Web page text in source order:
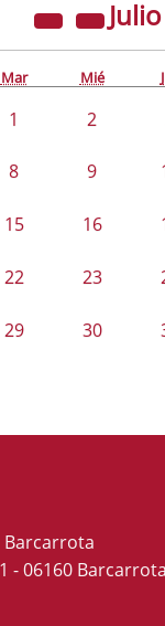
Julio
Mar Mié
1 2
8 9
15 16
22 23
29 30
- 06160